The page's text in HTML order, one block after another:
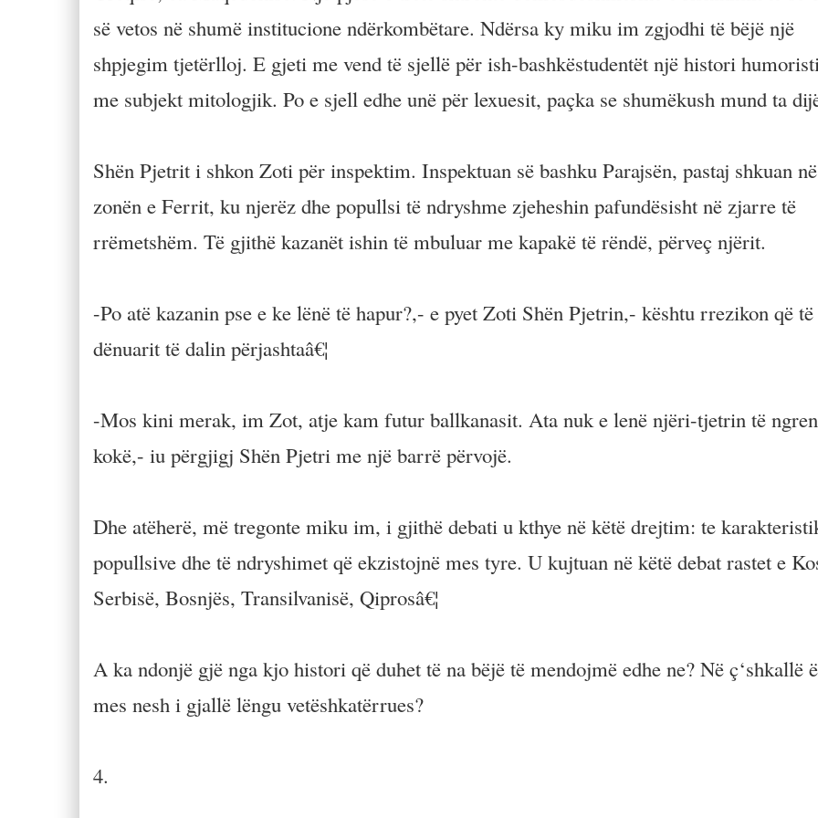
së vetos në shumë institucione ndërkombëtare. Ndërsa ky miku im zgjodhi të bëjë një
shpjegim tjetërlloj. E gjeti me vend të sjellë për ish-bashkëstudentët një histori
me subjekt mitologjik. Po e sjell edhe unë për lexuesit, paçka se shumëkush mund ta
Shën Pjetrit i shkon Zoti për inspektim. Inspektuan së bashku Parajsën, pastaj shkuan në
zonën e Ferrit, ku njerëz dhe popullsi të ndryshme zjeheshin pafundësisht në zjarre të
rrëmetshëm. Të gjithë kazanët ishin të mbuluar me kapakë të rëndë, përveç njërit.
-Po atë kazanin pse e ke lënë të hapur?,- e pyet Zoti Shën Pjetrin,- kështu rrezikon që të
dënuarit të dalin përjashtaâ€¦
-Mos kini merak, im Zot, atje kam futur ballkanasit. Ata nuk e lenë njëri-tjetrin të
kokë,- iu përgjigj Shën Pjetri me një barrë përvojë.
Dhe atëherë, më tregonte miku im, i gjithë debati u kthye në këtë drejtim: te
popullsive dhe të ndryshimet që ekzistojnë mes tyre. U kujtuan në këtë debat rastet e
Serbisë, Bosnjës, Transilvanisë, Qiprosâ€¦
A ka ndonjë gjë nga kjo histori që duhet të na bëjë të mendojmë edhe ne? Në ç‘shkallë
mes nesh i gjallë lëngu vetëshkatërrues?
4.